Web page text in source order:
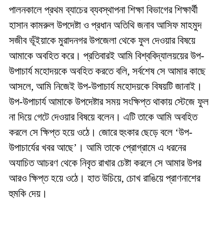
পালনকালে প্রথম ব্যাচের ব্যবস্থাপনা শিক্ষা বিভাগের শিক্ষার্থী
হাসান কামরুল উপদেষ্টা ও প্রধান অতিথি জনাব আসিফ মাহমুদ
সজীব ভূঁইয়াকে মুরাদনগর উপজেলা থেকে ফুল দেওয়ার বিষয়ে
আমাকে অবহিত করে। প্রতিবারই আমি বিশ্ববিদ্যালয়য়ের উপ-
উপাচার্য মহোদয়কে অবহিত করতে বলি, সর্বশেষ সে আমার কাছে
আসলে, আমি নিজেই উপ-উপাচার্য মহোদয়কে বিষয়টি জানাই।
উপ-উপাচার্য আমাকে উপদেষ্টার সময় সংক্ষিপ্ত থাকায় স্টেজে ফুল
না দিয়ে গেটে দেওয়ার বিষয়ে বলেন। এটি তাকে আমি অবহিত
করলে সে ক্ষিপ্ত হয়ে ওঠে। জোরে হুংকার ছেড়ে বলে ‘উপ-
উপাচার্যের খবর আছে’। আমি তাকে প্রোগ্রামে এ ধরনের
অযাচিত আচরণ থেকে নিবৃত রাখার চেষ্টা করলে সে আমার উপর
আরও ক্ষিপ্ত হয়ে ওঠে। হাত উচিয়ে, চোখ রাঙিয়ে প্রাণনাশের
হুমকি দেয়।